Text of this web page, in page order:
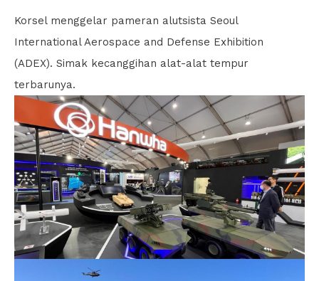
Korsel menggelar pameran alutsista Seoul
International Aerospace and Defense Exhibition
(ADEX). Simak kecanggihan alat-alat tempur
terbarunya.